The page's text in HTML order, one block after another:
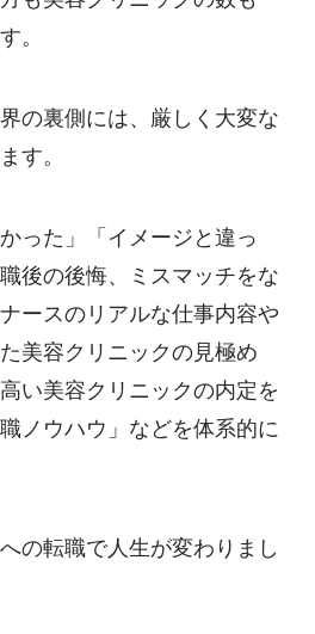
。
の裏側には、厳しく大変な
す。
った」「イメージと違っ
後の後悔、ミスマッチをな
ースのリアルな仕事内容や
美容クリニックの見極め
い美容クリニックの内定を
ノウハウ」などを体系的に
の転職で人生が変わりまし